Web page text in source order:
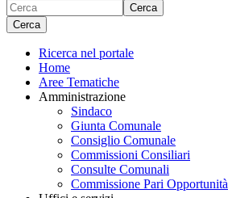
Cerca
Cerca
Ricerca nel portale
Home
Aree Tematiche
Amministrazione
Sindaco
Giunta Comunale
Consiglio Comunale
Commissioni Consiliari
Consulte Comunali
Commissione Pari Opportunità